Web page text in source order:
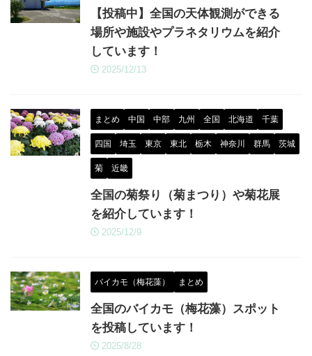
【投稿中】全国の天体観測ができる
場所や施設やプラネタリウムを紹介
しています！
2025/12/13
まとめ 中国 中部 九州 全国 北海道 千葉
四国 埼玉 東京 東北 栃木 神奈川 群馬 茨城
菊 近畿
全国の菊祭り（菊まつり）や菊花展
を紹介しています！
2025/12/9
バイカモ（梅花藻） まとめ
全国のバイカモ（梅花藻）スポット
を投稿しています！
2025/8/28